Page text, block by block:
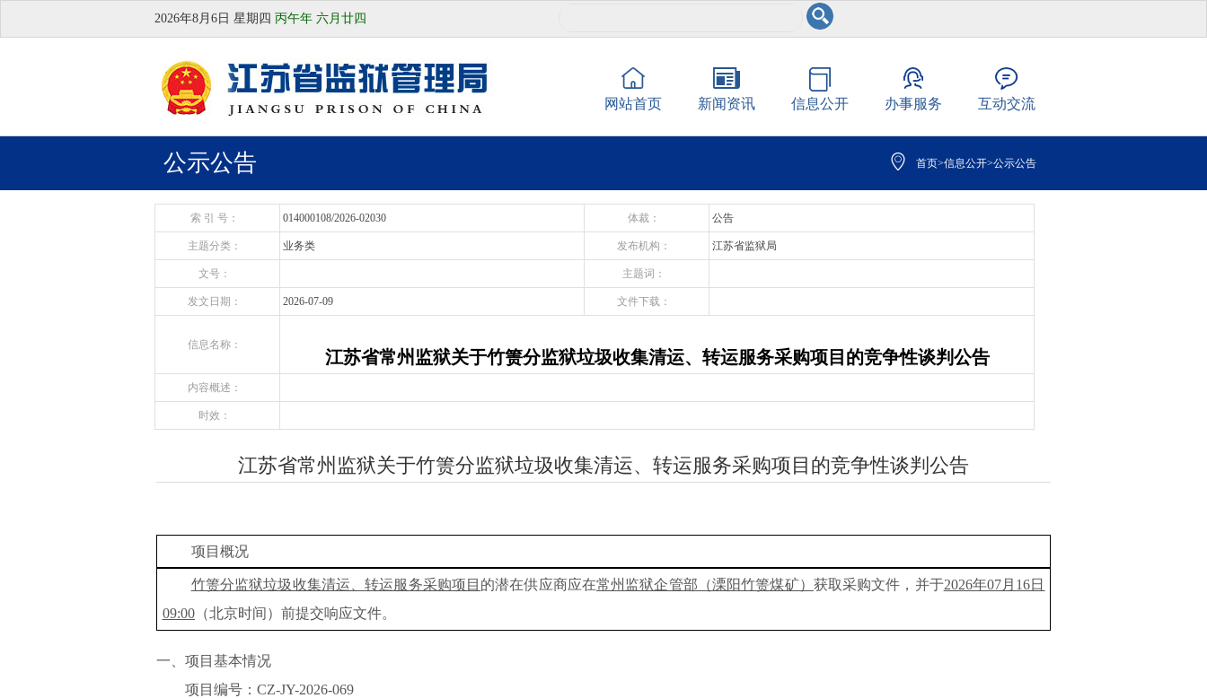
2026年8月6日 星期四 丙午年 六月廿四
网站首页 新闻资讯 信息公开 办事服务 互动交流
公示公告 首页>信息公开>公示公告
索 引 号： 014000108/2026-02030 体裁： 公告
主题分类： 业务类 发布机构： 江苏省监狱局
文号： 主题词：
发文日期： 2026-07-09 文件下载：
信息名称：
江苏省常州监狱关于竹箦分监狱垃圾收集清运、转运服务采购项目的竞争性谈判公告
内容概述：
时效：
江苏省常州监狱关于竹箦分监狱垃圾收集清运、转运服务采购项目的竞争性谈判公告
项目概况
竹箦分监狱垃圾收集清运、转运服务采购项目 的潜在供应商应在常州监狱企管部（溧阳竹箦煤矿） 获取采购文件，并于2026年07月 16日
09:00（北京时间）前提交响应文件。
一、项目基本情况
项目编号： CZ-JY-2026-069